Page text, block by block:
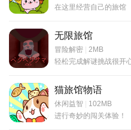
在这里经营自己的旅馆
无限旅馆
冒险解密 | 2MB
轻松完成解谜挑战很开
猫旅馆物语
休闲益智 | 102MB
进行奇妙的闯关体验！